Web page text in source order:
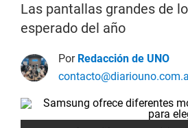
Las pantallas grandes de
esperado del año
Por Redacción de UNO